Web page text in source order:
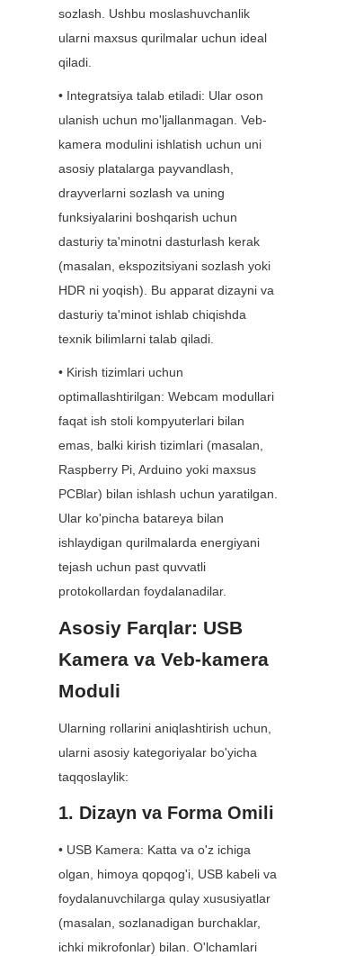
sozlash. Ushbu moslashuvchanlik
ularni maxsus qurilmalar uchun ideal
qiladi.
• Integratsiya talab etiladi: Ular oson
ulanish uchun mo'ljallanmagan. Veb-
kamera modulini ishlatish uchun uni
asosiy platalarga payvandlash,
drayverlarni sozlash va uning
funksiyalarini boshqarish uchun
dasturiy ta'minotni dasturlash kerak
(masalan, ekspozitsiyani sozlash yoki
HDR ni yoqish). Bu apparat dizayni va
dasturiy ta'minot ishlab chiqishda
texnik bilimlarni talab qiladi.
• Kirish tizimlari uchun
optimallashtirilgan: Webcam modullari
faqat ish stoli kompyuterlari bilan
emas, balki kirish tizimlari (masalan,
Raspberry Pi, Arduino yoki maxsus
PCBlar) bilan ishlash uchun yaratilgan.
Ular ko'pincha batareya bilan
ishlaydigan qurilmalarda energiyani
tejash uchun past quvvatli
protokollardan foydalanadilar.
Asosiy Farqlar: USB
Kamera va Veb-kamera
Moduli
Ularning rollarini aniqlashtirish uchun,
ularni asosiy kategoriyalar bo'yicha
taqqoslaylik:
1. Dizayn va Forma Omili
• USB Kamera: Katta va o'z ichiga
olgan, himoya qopqog'i, USB kabeli va
foydalanuvchilarga qulay xususiyatlar
(masalan, sozlanadigan burchaklar,
ichki mikrofonlar) bilan. O'lchamlari